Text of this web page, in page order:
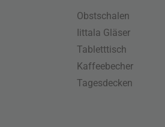
Obstschalen
Iittala Gläser
Tabletttisch
Kaffeebecher
Tagesdecken